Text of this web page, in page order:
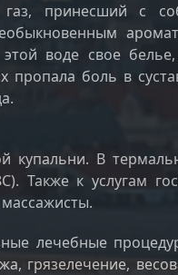
принесший с
воде свое
пропала боль в
купальни. В
Также к услугам
лечебные
грязелечение,